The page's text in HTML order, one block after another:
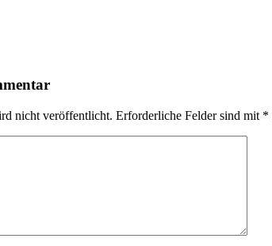
nicht veröffentlicht. Erforderliche Felder sind mit *